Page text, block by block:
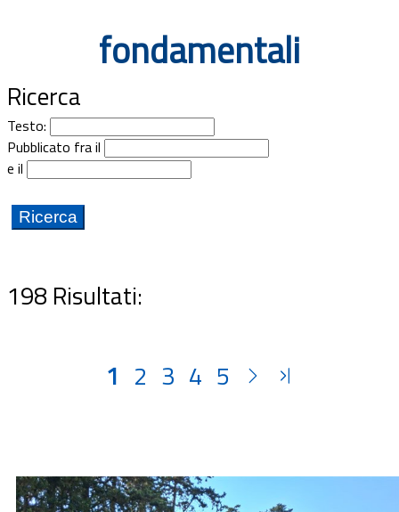
Progetti
Documenti
Bandi
Guide
fondamentali
Ricerca
Testo:
Pubblicato fra il
e il
198 Risultati:
1 2 3 4 5